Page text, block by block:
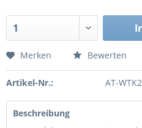
Merken Bewerten
Artikel-Nr.: AT-
Beschreibung